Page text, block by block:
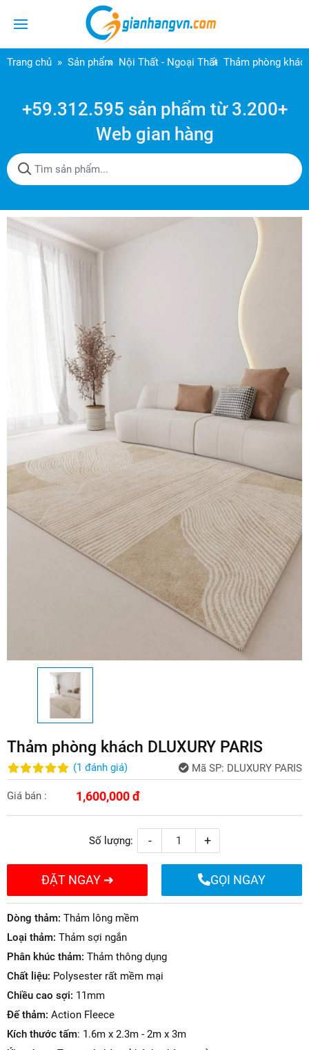
Trang chủ Sản phẩm Nội Thất - Ngoại Thất Thảm phòng
+59.312.595 sản phẩm từ 3.200+
Web gian hàng
Thảm phòng khách DLUXURY PARIS
(1 đánh giá) Mã SP: DLUXURY PARIS
Giá bán : 1,600,000 đ
Số lượng: - +
ĐẶT NGAY ➜ GỌI NGAY
Dòng thảm: Thảm lông mềm
Loại thảm: Thảm sợi ngắn
Phân khúc thảm: Thảm thông dụng
Chất liệu: Polysester rất mềm mại
Chiều cao sợi: 11mm
Đế thảm: Action Fleece
Kích thước tấm: 1.6m x 2.3m - 2m x 3m